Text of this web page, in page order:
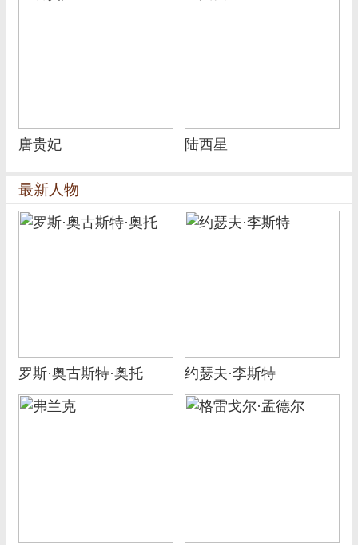
唐贵妃 陆西星
最新人物
罗斯·奥古斯特·奥托 约瑟夫·李斯特